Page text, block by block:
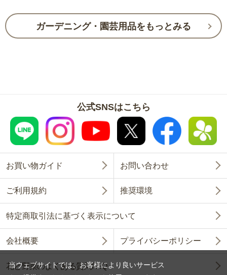
ガーデニング・園芸用品をもっとみる
公式SNSはこちら
お買い物ガイド お問い合わせ
ご利用規約 推奨環境
特定商取引法に基づく表示について
会社概要 プライバシーポリシー
花と野菜のよくある質問FAQ
当ウェブサイトでは、お客様により良いサービス